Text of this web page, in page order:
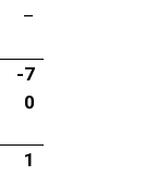
–
-7
0
1